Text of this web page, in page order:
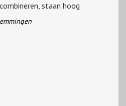
staan hoog